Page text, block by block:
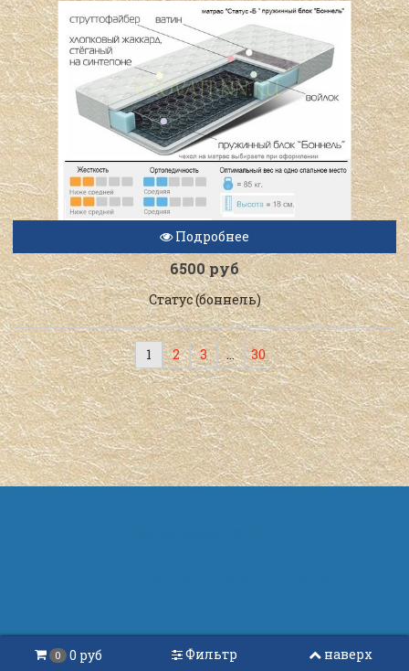
Подробнее
6500 руб
Статус (боннель)
1 2 3 … 30
0 0 руб Фильтр наверх